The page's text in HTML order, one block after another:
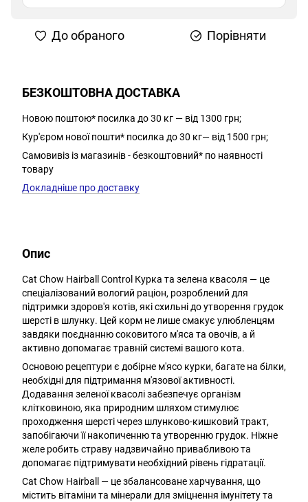
До обраного Порівняти
БЕЗКОШТОВНА ДОСТАВКА
Новою поштою* посилка до 30 кг — від 1300 грн;
Кур'єром нової пошти* посилка до 30 кг— від 1500 грн;
Самовивіз із магазинів - безкоштовний* по наявності
товару
Докладніше про доставку
Опис
Cat Chow Hairball Control Курка та зелена квасоля — це
спеціалізований вологий раціон, розроблений для
підтримки здоров'я котів, які схильні до утворення грудок
шерсті в шлунку. Цей корм не лише смакує улюбленцям
завдяки поєднанню соковитого м'яса та овочів, а й
активно допомагає травній системі вашого кота.
Основою рецептури є добірне м'ясо курки, багате на білки,
необхідні для підтримання м'язової активності.
Додавання зеленої квасолі забезпечує організм
клітковиною, яка природним шляхом стимулює
проходження шерсті через шлунково-кишковий тракт,
запобігаючи її накопиченню та утворенню грудок. Ніжне
желе робить страву надзвичайно привабливою та
допомагає підтримувати необхідний рівень гідратації.
Cat Chow Hairball — це збалансоване харчування, що
містить вітаміни та мінерали для зміцнення імунітету та